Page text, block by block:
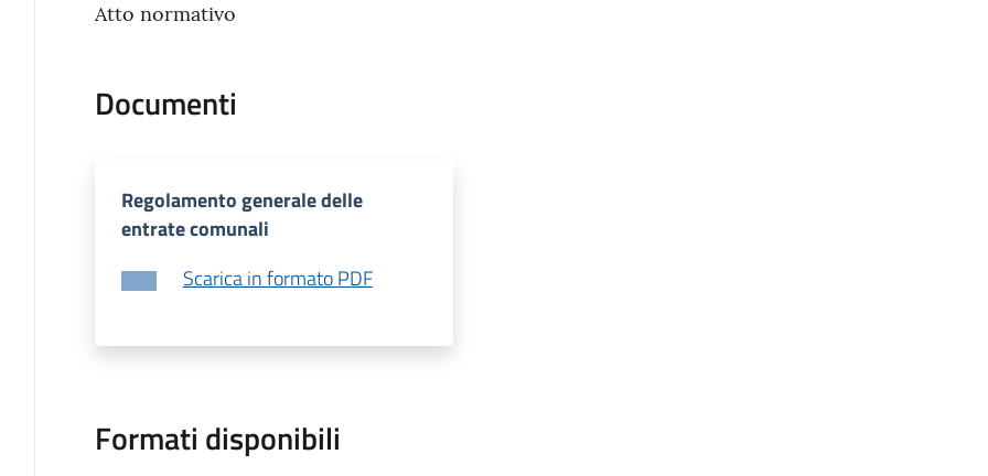
Atto normativo
Documenti
Regolamento generale delle
entrate comunali
Scarica in formato PDF
Formati disponibili